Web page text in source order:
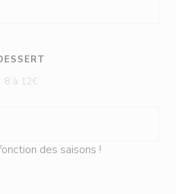
8 à 12€
des saisons !